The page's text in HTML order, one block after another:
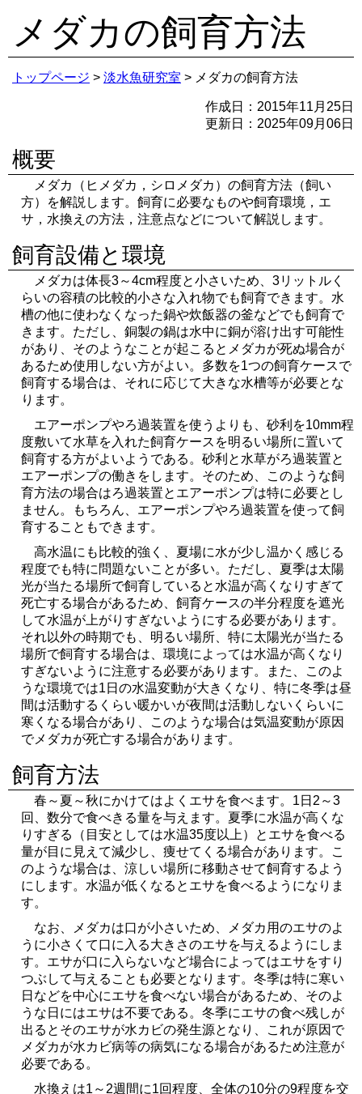
メダカの飼育方法
トップページ > 淡水魚研究室 > メダカの飼育方法
作成日：2015年11月25日
更新日： 2025年09月06日
概要
メダカ（ヒメダカ，シロメダカ）の飼育方法（飼い
方）を解説します。飼育に必要なものや飼育環境，エ
サ，水換えの方法，注意点などについて解説します。
飼育設備と環境
メダカは体長3～4cm程度と小さいため、3リットルく
らいの容積の比較的小さな入れ物でも飼育できます。水
槽の他に使わなくなった鍋や炊飯器の釜などでも飼育で
きます。ただし、銅製の鍋は水中に銅が溶け出す可能性
があり、そのようなことが起こるとメダカが死ぬ場合が
あるため使用しない方がよい。多数を1つの飼育ケースで
飼育する場合は、それに応じて大きな水槽等が必要とな
ります。
エアーポンプやろ過装置を使うよりも、砂利を10mm程
度敷いて水草を入れた飼育ケースを明るい場所に置いて
飼育する方がよいようである。砂利と水草がろ過装置と
エアーポンプの働きをします。そのため、このような飼
育方法の場合はろ過装置とエアーポンプは特に必要とし
ません。もちろん、エアーポンプやろ過装置を使って飼
育することもできます。
高水温にも比較的強く、夏場に水が少し温かく感じる
程度でも特に問題ないことが多い。ただし、夏季は太陽
光が当たる場所で飼育していると水温が高くなりすぎて
死亡する場合があるため、飼育ケースの半分程度を遮光
して水温が上がりすぎないようにする必要があります。
それ以外の時期でも、明るい場所、特に太陽光が当たる
場所で飼育する場合は、環境によっては水温が高くなり
すぎないように注意する必要があります。また、このよ
うな環境では1日の水温変動が大きくなり、特に冬季は昼
間は活動するくらい暖かいが夜間は活動しないくらいに
寒くなる場合があり、このような場合は気温変動が原因
でメダカが死亡する場合があります。
飼育方法
春～夏～秋にかけてはよくエサを食べます。1日2～3
回、数分で食べきる量を与えます。夏季に水温が高くな
りすぎる（目安としては水温35度以上）とエサを食べる
量が目に見えて減少し、痩せてくる場合があります。こ
のような場合は、涼しい場所に移動させて飼育するよう
にします。水温が低くなるとエサを食べるようになりま
す。
なお、メダカは口が小さいため、メダカ用のエサのよ
うに小さくて口に入る大きさのエサを与えるようにしま
す。エサが口に入らないなど場合によってはエサをすり
つぶして与えることも必要となります。冬季は特に寒い
日などを中心にエサを食べない場合があるため、そのよ
うな日にはエサは不要である。冬季にエサの食べ残しが
出るとそのエサが水カビの発生源となり、これが原因で
メダカが水カビ病等の病気になる場合があるため注意が
必要である。
水換えは1～2週間に1回程度、全体の10分の9程度を交